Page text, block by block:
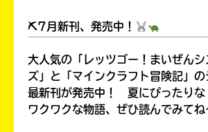
⛏7月新刊、発売中！
大人気の「レッツゴー！まいぜんシ
ズ」と「マインクラフト冒険記」
最新刊が発売中！ 夏にぴったりな
ワクワクな物語、ぜひ読んでみてね